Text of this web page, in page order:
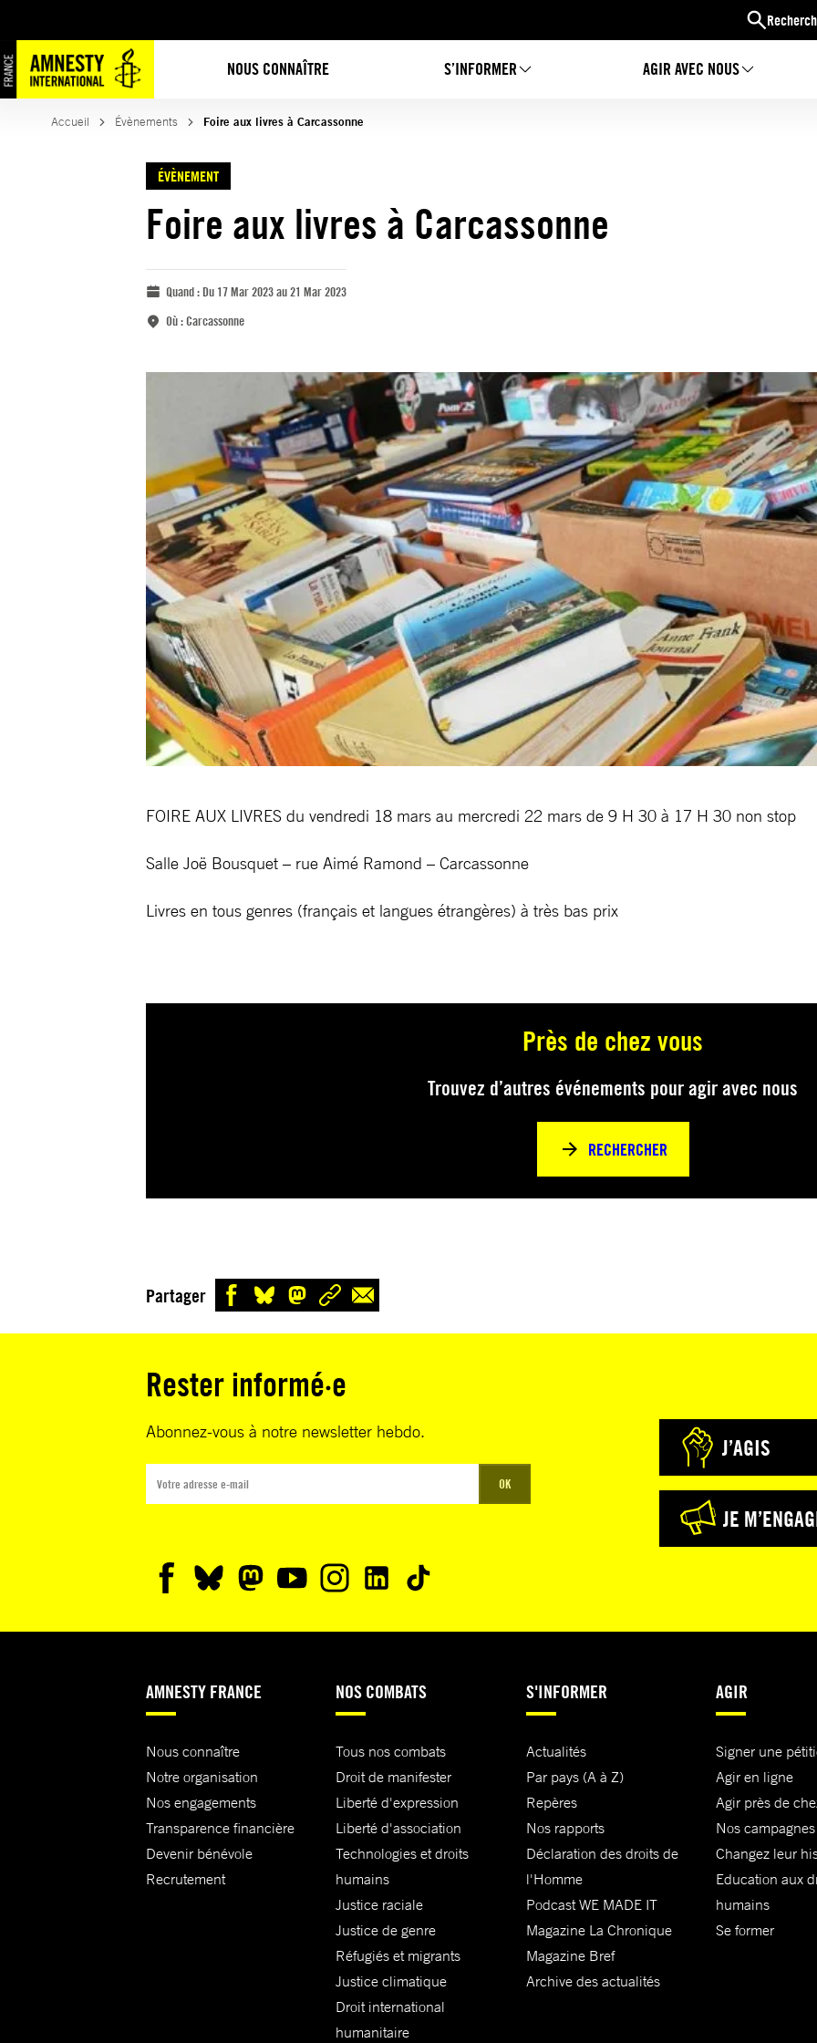
NOUS CONNAÎTRE S’INFORMER AGIR AVEC NOUS
Accueil Évènements Foire aux livres à Carcassonne
ÉVÈNEMENT
Foire aux livres à Carcassonne
Quand :Du 17 Mar 2023 au 21 Mar 2023
Où :Carcassonne
FOIRE AUX LIVRES du vendredi 18 mars au mercredi 22 mars de 9 H 30 à 17 H 30 non stop
Salle Joë Bousquet – rue Aimé Ramond – Carcassonne
Livres en tous genres (français et langues étrangères) à très bas prix
Près de chez vous
Trouvez d’autres événements pour agir avec nous
RECHERCHER
Partager
Rester informé·e
Abonnez-vous à notre newsletter hebdo.
OK
J’AGIS
JE
AMNESTY FRANCE
Nous connaître
Notre organisation
Nos engagements
Transparence financière
Devenir bénévole
Recrutement
NOS COMBATS
Tous nos combats
Droit de manifester
Liberté d'expression
Liberté d'association
Technologies et droits
humains
Justice raciale
Justice de genre
Réfugiés et migrants
Justice climatique
Droit international
humanitaire
S'INFORMER
Actualités
Par pays (A à Z)
Repères
Nos rapports
Déclaration des droits de
l'Homme
Podcast WE MADE IT
Magazine La Chronique
Magazine Bref
Archive des actualités
AGIR
Signer une
Agir en ligne
Agir près de
Nos campagnes
Changez leur
Education aux
humains
Se former